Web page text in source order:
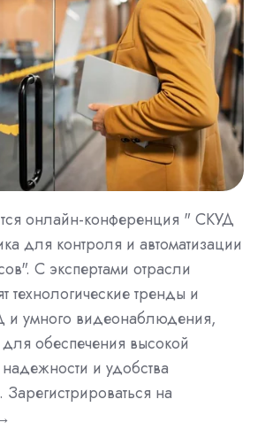
онлайн-конференция " СКУД
для контроля и автоматизации
С экспертами отрасли
технологические тренды и
умного видеонаблюдения,
обеспечения высокой
и удобства
на